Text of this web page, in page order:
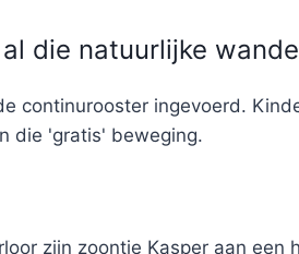
die natuurlijke
continurooster ingevoerd.
die 'gratis' beweging.
zijn zoontje Kasper aan